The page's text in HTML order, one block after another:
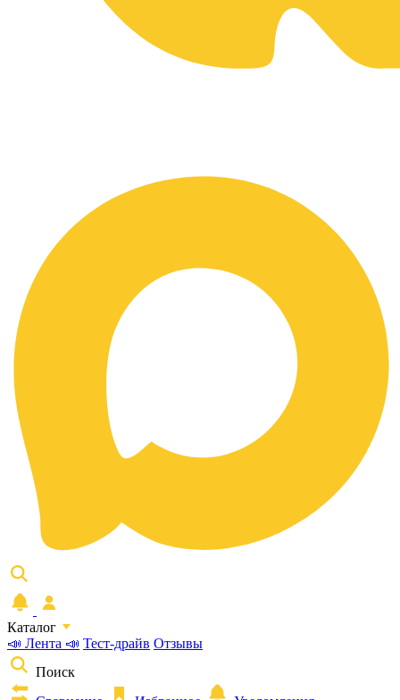
Каталог
📣 Лента 📣 Тест-драйв Отзывы
Поиск